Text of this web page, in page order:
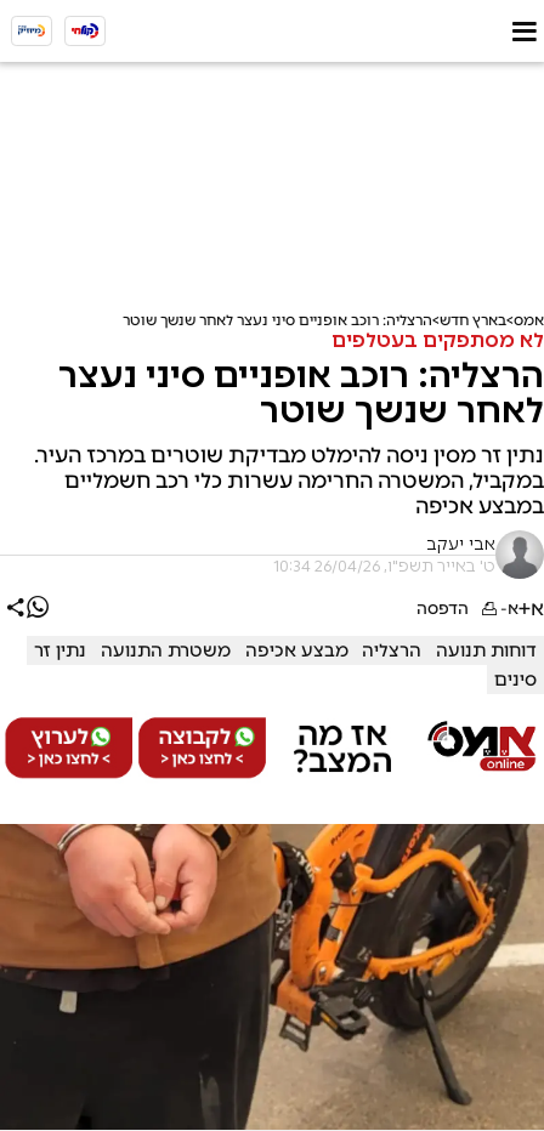
אמס בארץ חדש הרצליה: רוכב אופניים סיני נעצר לאחר שנשך שוטר
לא מסתפקים בעטלפים
הרצליה: רוכב אופניים סיני נעצר
לאחר שנשך שוטר
נתין זר מסין ניסה להימלט מבדיקת שוטרים במרכז העיר.
במקביל, המשטרה החרימה עשרות כלי רכב חשמליים
במבצע אכיפה
אבי יעקב
ט' באייר תשפ"ו, 26/04/26 10:34
א+א- הדפסה
דוחות תנועה הרצליה מבצע אכיפה משטרת התנועה
נתין זר
סינים